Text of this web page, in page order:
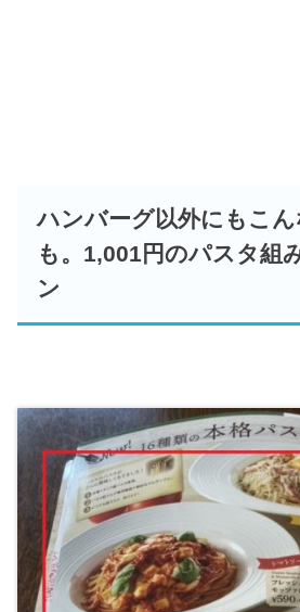
ハンバーグ以外にもこ
も。1,001円のパスタ組
ン